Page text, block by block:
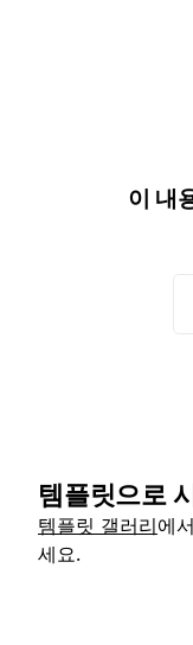
이 내
템플릿으로
템플릿 갤러리에
세요.